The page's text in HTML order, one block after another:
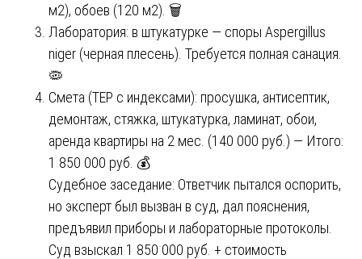
м2), обоев (120 м2). 🗑️
Лаборатория: в штукатурке — споры Aspergillus
niger (черная плесень). Требуется полная санация.
🦠
Смета (ТЕР с индексами): просушка, антисептик,
демонтаж, стяжка, штукатурка, ламинат, обои,
аренда квартиры на 2 мес. (140 000 руб.) — Итого:
1 850 000 руб. 💰
Судебное заседание: Ответчик пытался оспорить,
но эксперт был вызван в суд, дал пояснения,
предъявил приборы и лабораторные протоколы.
Суд взыскал 1 850 000 руб. + стоимость